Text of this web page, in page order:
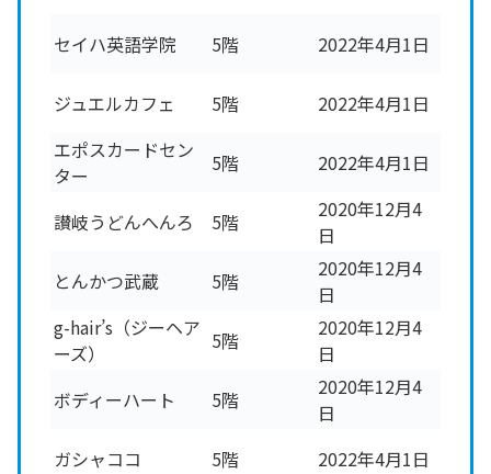
セイハ英語学院 5階 2022年4月1日
ジュエルカフェ 5階
2022年4月1日
エポスカードセン
ター
5階 2022年4月1日
讃岐うどんへんろ 5階
2020年12月4
日
とんかつ武蔵
5階
2020年12月4
日
g-hair’s（ジーヘア
ーズ）
5階
2020年12月4
日
ボディーハート
5階
2020年12月4
日
ガシャココ
5階 2022年4月1日